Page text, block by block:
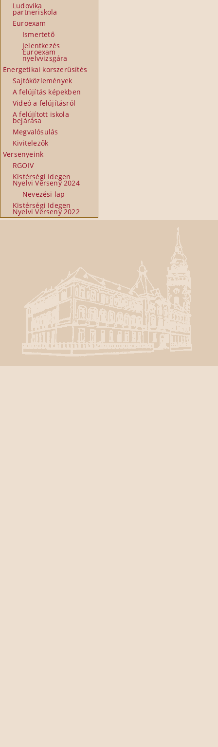
Ludovika
partneriskola
Euroexam
Ismertető
Jelentkezés
Euroexam
nyelvvizsgára
Energetikai korszerűsítés
Sajtóközlemények
A felújítás képekben
Videó a felújításról
A felújított iskola
bejárása
Megvalósulás
Kivitelezők
Versenyeink
RGOIV
Kistérségi Idegen
Nyelvi Verseny 2024
Nevezési lap
Kistérségi Idegen
Nyelvi Verseny 2022